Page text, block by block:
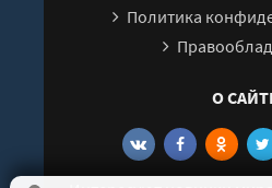
Политика
О